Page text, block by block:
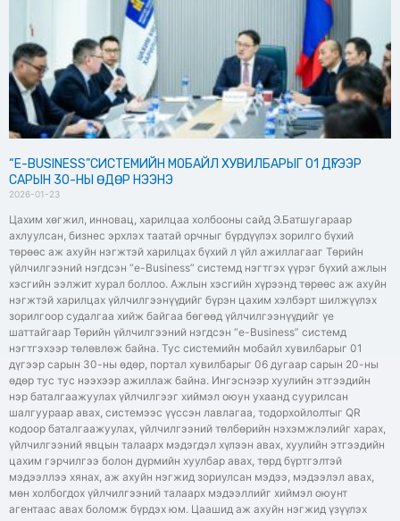
“Е-BUSINESS”СИСТЕМИЙН МОБАЙЛ ХУВИЛБАРЫГ 01 ДҮГЭЭР
САРЫН 30-НЫ ӨДӨР НЭЭНЭ
2026-01-23
Цахим хөгжил, инновац, харилцаа холбооны сайд Э.Батшугараар
ахлуулсан, бизнес эрхлэх таатай орчныг бүрдүүлэх зорилго бүхий
төрөөс аж ахуйн нэгжтэй харилцах бүхий л үйл ажиллагааг Төрийн
үйлчилгээний нэгдсэн “е-Business” системд нэгтгэх үүрэг бүхий ажлын
хэсгийн ээлжит хурал боллоо. Ажлын хэсгийн хүрээнд төрөөс аж ахуйн
нэгжтэй харилцах үйлчилгээнүүдийг бүрэн цахим хэлбэрт шилжүүлэх
зорилгоор судалгаа хийж байгаа бөгөөд үйлчилгээнүүдийг үе
шаттайгаар Төрийн үйлчилгээний нэгдсэн “е-Business” системд
нэгтгэхээр төлөвлөж байна. Тус системийн мобайл хувилбарыг 01
дүгээр сарын 30-ны өдөр, портал хувилбарыг 06 дугаар сарын 20-ны
өдөр тус тус нээхээр ажиллаж байна. Ингэснээр хуулийн этгээдийн
нэр баталгаажуулах үйлчилгээг хиймэл оюун ухаанд суурилсан
шалгуураар авах, системээс үүссэн лавлагаа, тодорхойлолтыг QR
кодоор баталгаажуулах, үйлчилгээний төлбөрийн нэхэмжлэлийг харах,
үйлчилгээний явцын талаарх мэдэгдэл хүлээн авах, хуулийн этгээдийн
цахим гэрчилгээ болон дүрмийн хуулбар авах, төрд бүртгэлтэй
мэдээллээ хянах, аж ахуйн нэгжид зориулсан мэдээ, мэдээлэл авах,
мөн холбогдох үйлчилгээний талаарх мэдээллийг хиймэл оюунт
агентаас авах боломж бүрдэх юм. Цаашид аж ахуйн нэгжид үзүүлэх